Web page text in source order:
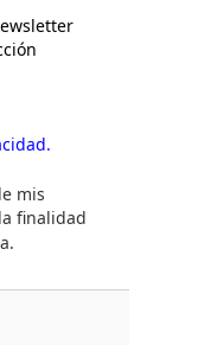
mis
finalidad